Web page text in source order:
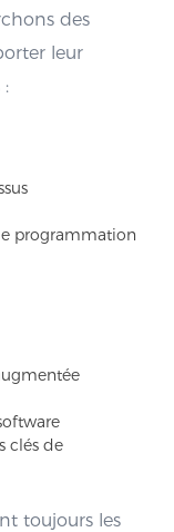
des
leur
:
programmation
clés de
toujours les